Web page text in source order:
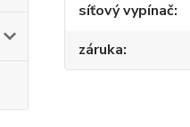
síťový vypínač
záruka